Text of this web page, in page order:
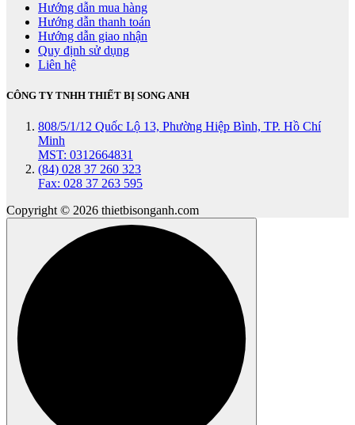
Hướng dẫn mua hàng
Hướng dẫn thanh toán
Hướng dẫn giao nhận
Quy định sử dụng
Liên hệ
CÔNG TY TNHH THIẾT BỊ SONG ANH
808/5/1/12 Quốc Lộ 13, Phường Hiệp Bình, TP. Hồ Chí
Minh
MST: 0312664831
(84) 028 37 260 323
Fax: 028 37 263 595
Copyright © 2026 thietbisonganh.com